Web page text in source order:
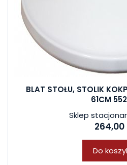
BLAT STOŁU, STOLIK
61CM
Sklep
264,00
Do